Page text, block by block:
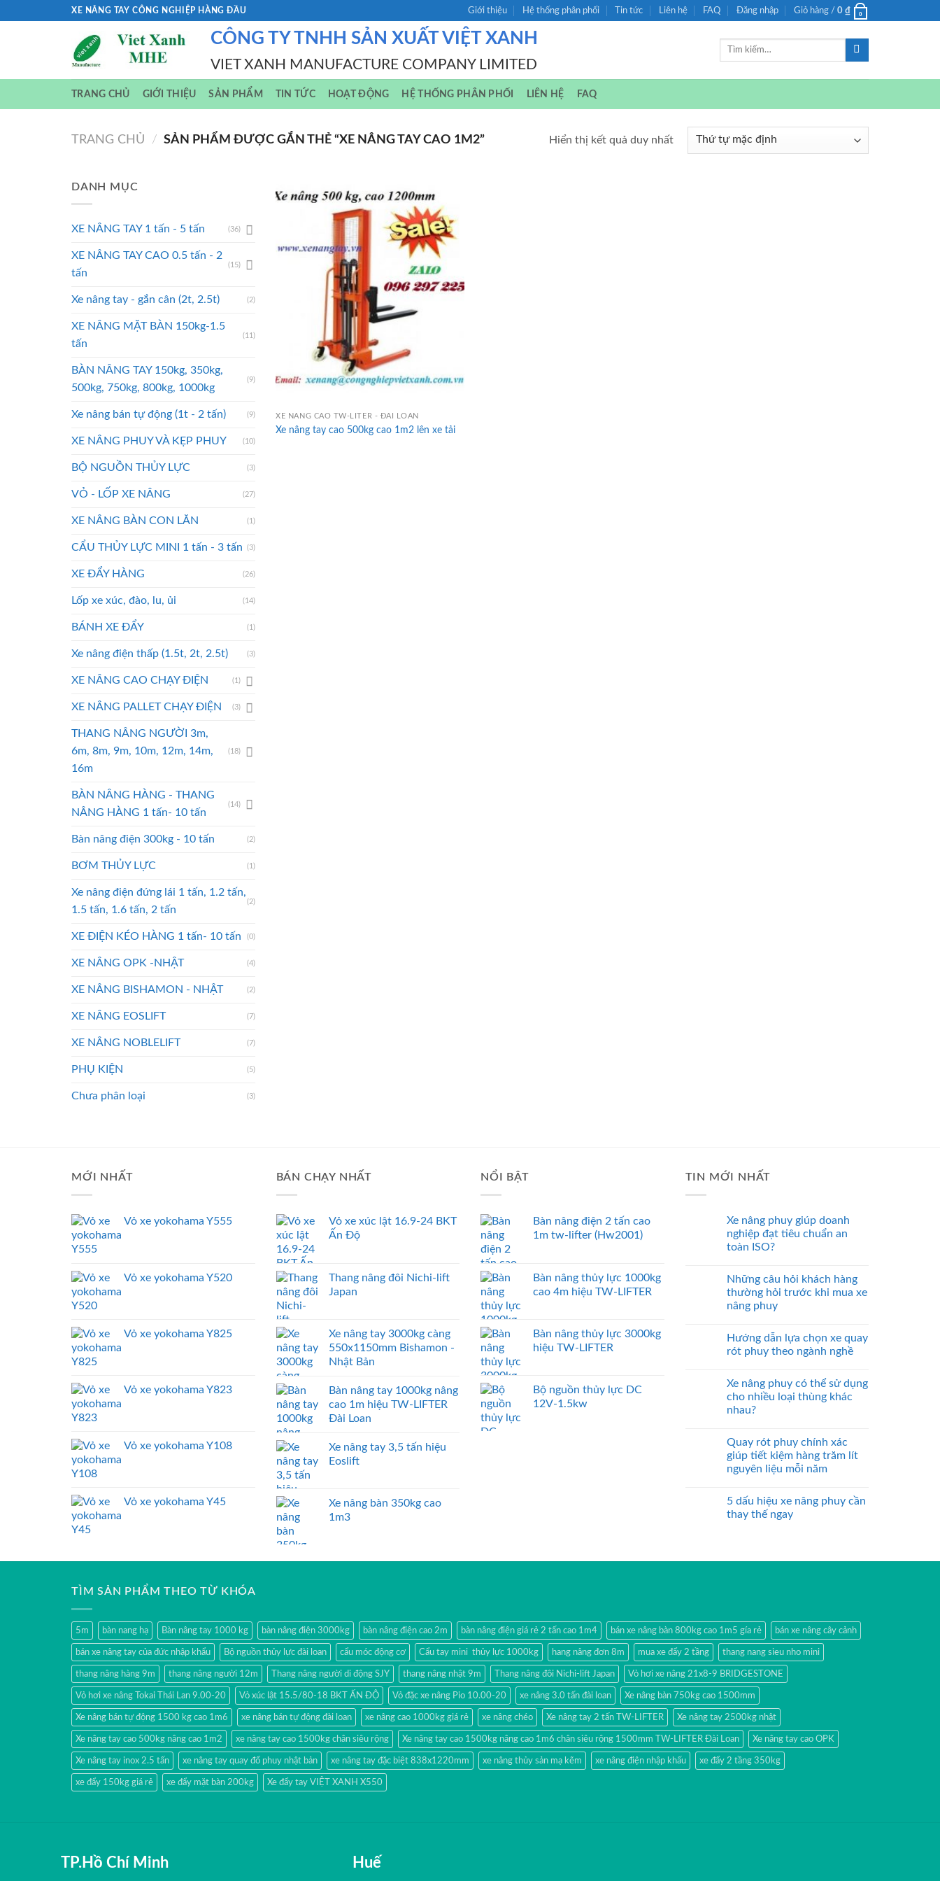
XE NÂNG TAY CÔNG NGHIỆP HÀNG ĐẦU Giới thiệu Hệ thống phân phối Tin tức Liên hệ FAQ Đăng nhập Giỏ hàng / 0 ₫ 0
CÔNG TY TNHH SẢN XUẤT VIỆT XANH
VIET XANH MANUFACTURE COMPANY LIMITED
Tìm
TRANG CHỦ GIỚI THIỆU SẢN PHẨM TIN TỨC HOẠT ĐỘNG HỆ THỐNG PHÂN PHỐI LIÊN HỆ FAQ
TRANG CHỦ / SẢN PHẨM ĐƯỢC GẮN THẺ “XE NÂNG TAY CAO 1M2” Hiển thị kết quả duy nhất
DANH MỤC
XE NÂNG TAY 1 tấn - 5 tấn (36)
XE NÂNG TAY CAO 0.5 tấn - 2
tấn
(15)
Xe nâng tay - gắn cân (2t, 2.5t) (2)
XE NÂNG MẶT BÀN 150kg-1.5
tấn
(11)
BÀN NÂNG TAY 150kg, 350kg,
500kg, 750kg, 800kg, 1000kg
(9)
Xe nâng bán tự động (1t - 2 tấn) (9)
XE NÂNG PHUY VÀ KẸP PHUY (10)
BỘ NGUỒN THỦY LỰC (3)
VỎ - LỐP XE NÂNG (27)
XE NÂNG BÀN CON LĂN (1)
CẨU THỦY LỰC MINI 1 tấn - 3 tấn (3)
XE ĐẨY HÀNG (26)
Lốp xe xúc, đào, lu, ủi (14)
BÁNH XE ĐẨY (1)
Xe nâng điện thấp (1.5t, 2t, 2.5t) (3)
XE NÂNG CAO CHẠY ĐIỆN (1)
XE NÂNG PALLET CHẠY ĐIỆN (3)
THANG NÂNG NGƯỜI 3m,
6m, 8m, 9m, 10m, 12m, 14m,
16m
(18)
BÀN NÂNG HÀNG - THANG
NÂNG HÀNG 1 tấn- 10 tấn
(14)
Bàn nâng điện 300kg - 10 tấn (2)
BƠM THỦY LỰC (1)
Xe nâng điện đứng lái 1 tấn, 1.2 tấn,
1.5 tấn, 1.6 tấn, 2 tấn
(2)
XE ĐIỆN KÉO HÀNG 1 tấn- 10 tấn (0)
XE NÂNG OPK -NHẬT (4)
XE NÂNG BISHAMON - NHẬT (2)
XE NÂNG EOSLIFT (7)
XE NÂNG NOBLELIFT (7)
PHỤ KIỆN (5)
Chưa phân loại (3)
XE NÂNG CAO TW-LITER - ĐÀI LOAN
Xe nâng tay cao 500kg cao 1m2 lên xe tải
MỚI NHẤT
Vỏ xe yokohama Y555
Vỏ xe yokohama Y520
Vỏ xe yokohama Y825
Vỏ xe yokohama Y823
Vỏ xe yokohama Y108
Vỏ xe yokohama Y45
BÁN CHẠY NHẤT
Vỏ xe xúc lật 16.9-24 BKT
Ấn Độ
Thang nâng đôi Nichi-lift
Japan
Xe nâng tay 3000kg càng
550x1150mm Bishamon -
Nhật Bản
Bàn nâng tay 1000kg nâng
cao 1m hiệu TW-LIFTER
Đài Loan
Xe nâng tay 3,5 tấn hiệu
Eoslift
Xe nâng bàn 350kg cao
1m3
NỔI BẬT
Bàn nâng điện 2 tấn cao
1m tw-lifter (Hw2001)
Bàn nâng thủy lực 1000kg
cao 4m hiệu TW-LIFTER
Bàn nâng thủy lực 3000kg
hiệu TW-LIFTER
Bộ nguồn thủy lực DC
12V-1.5kw
TIN MỚI NHẤT
Xe nâng phuy giúp doanh
nghiệp đạt tiêu chuẩn an
toàn ISO?
Những câu hỏi khách hàng
thường hỏi trước khi mua xe
nâng phuy
Hướng dẫn lựa chọn xe quay
rót phuy theo ngành nghề
Xe nâng phuy có thể sử dụng
cho nhiều loại thùng khác
nhau?
Quay rót phuy chính xác
giúp tiết kiệm hàng trăm lít
nguyên liệu mỗi năm
5 dấu hiệu xe nâng phuy cần
thay thế ngay
TÌM SẢN PHẨM THEO TỪ KHÓA
5m bàn nang hạ Bàn nâng tay 1000 kg bàn nâng điện 3000kg bàn nâng điện cao 2m bàn nâng điện giá rẻ 2 tấn cao 1m4 bán xe nâng bàn 800kg cao 1m5 gía rẻ bán xe nâng cây cảnh
bán xe nâng tay của đức nhập khẩu Bộ nguồn thủy lực đài loan cẩu móc động cơ Cẩu tay mini thủy lực 1000kg hang nâng đơn 8m mua xe đẩy 2 tầng thang nang sieu nho mini
thang nâng hàng 9m thang nâng người 12m Thang nâng người di động SJY thang nâng nhật 9m Thang nâng đôi Nichi-lift Japan Vỏ hơi xe nâng 21x8-9 BRIDGESTONE
Vỏ hơi xe nâng Tokai Thái Lan 9.00-20 Vỏ xúc lật 15.5/80-18 BKT ẤN ĐỘ Vỏ đặc xe nâng Pio 10.00-20 xe nâng 3.0 tấn đài loan Xe nâng bàn 750kg cao 1500mm
Xe nâng bán tự động 1500 kg cao 1m6 xe nâng bán tự động đài loan xe nâng cao 1000kg giá rẻ xe nâng chéo Xe nâng tay 2 tấn TW-LIFTER Xe nâng tay 2500kg nhật
Xe nâng tay cao 500kg nâng cao 1m2 xe nâng tay cao 1500kg chân siêu rộng Xe nâng tay cao 1500kg nâng cao 1m6 chân siêu rộng 1500mm TW-LIFTER Đài Loan Xe nâng tay cao OPK
Xe nâng tay inox 2.5 tấn xe nâng tay quay đổ phuy nhật bản xe nâng tay đặc biệt 838x1220mm xe nâng thủy sản mạ kẽm xe nâng điện nhập khấu xe đẩy 2 tầng 350kg
xe đẩy 150kg giá rẻ xe đẩy mặt bàn 200kg Xe đẩy tay VIỆT XANH X550
TP.Hồ Chí Minh Huế